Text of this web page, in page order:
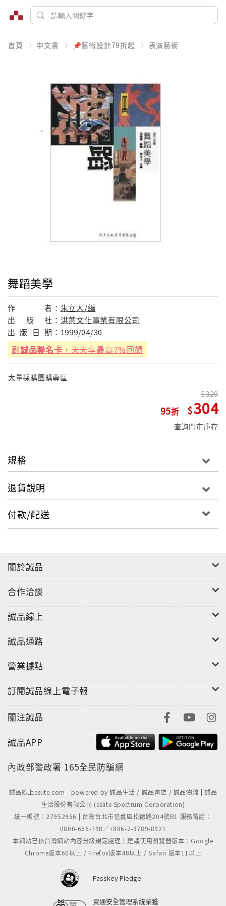
首頁 中文書 📌藝術設計79折起 表演藝術
舞蹈美學
作 者： 朱立人/編
出
版 社： 洪葉文化事業有限公司
出 版 日 期： 1999/04/30
刷誠品聯名卡 ，天天享最高7%回饋
大量採購團購專區
95
320
304
查詢門市庫存
規格
退貨說明
付款/配送
關於誠品
合作洽談
誠品線上
誠品通路
營業據點
訂閱誠品線上電子報
關注誠品
誠品APP
內政部警政署 165全民防騙網
誠品線上eslite.com - powered by 誠品生活 / 誠品書店 / 誠品物流 | 誠品
生活股份有限公司 (eslite Spectrum Corporation)
統一編號：27952966 | 台灣台北市信義區松德路204號B1 服務電話：
0800-666-798／+886-2-8789-8921
本網站已依台灣網站內容分級規定處理｜建議使用瀏覽器版本：Google
Chrome版本60以上 / Firefox版本48以上 / Safari 版本11以上
Passkey Pledge
資通安全管理系統榮獲